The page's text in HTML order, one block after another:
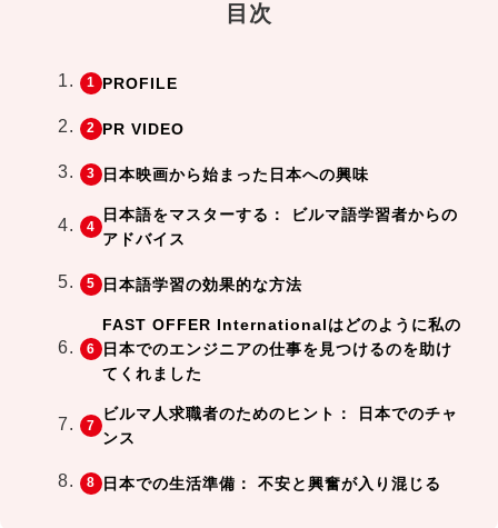
目次
PROFILE
PR VIDEO
日本映画から始まった日本への興味
日本語をマスターする： ビルマ語学習者からの
アドバイス
日本語学習の効果的な方法
FAST OFFER Internationalはどのように私の
日本でのエンジニアの仕事を見つけるのを助け
てくれました
ビルマ人求職者のためのヒント： 日本でのチャ
ンス
日本での生活準備： 不安と興奮が入り混じる